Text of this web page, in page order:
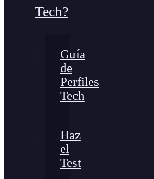
Tech?
Guía
de
Perfiles
Tech
Haz
el
Test